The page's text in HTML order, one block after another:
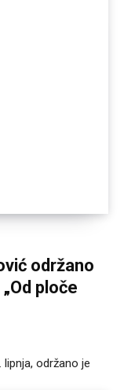
održano
ploče
lipnja, održano je